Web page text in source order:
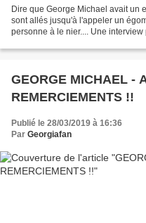
Dire que George Michael avait un
sont allés jusqu'à l'appeler un
personne à le nier.... Une
GEORGE MICHAEL -
REMERCIEMENTS !!
Publié le 28/03/2019 à 16:36
Par Georgiafan